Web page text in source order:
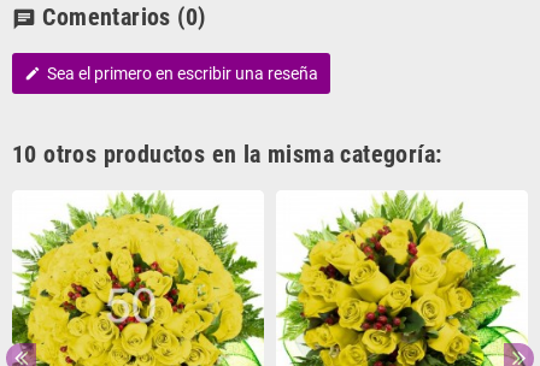
chat Comentarios (0)
edit Sea el primero en escribir una reseña
10 otros productos en la misma categoría: